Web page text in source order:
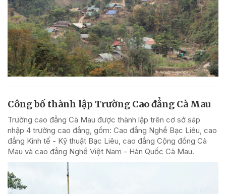
Công bố thành lập Trường Cao đẳng Cà Mau
Trường cao đẳng Cà Mau được thành lập trên cơ sở sáp
nhập 4 trường cao đẳng, gồm: Cao đẳng Nghề Bạc Liêu, cao
đẳng Kinh tế - Kỹ thuật Bạc Liêu, cao đẳng Cộng đồng Cà
Mau và cao đẳng Nghề Việt Nam - Hàn Quốc Cà Mau.